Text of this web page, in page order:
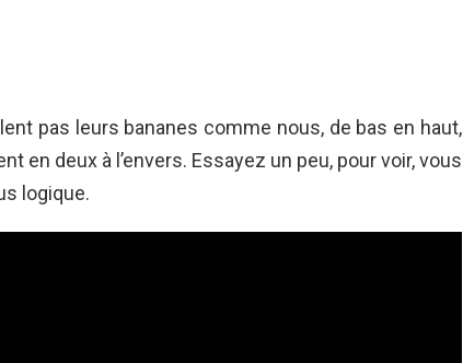
pas leurs bananes comme nous, de bas en haut,
en deux à l’envers. Essayez un peu, pour voir, vous
logique.